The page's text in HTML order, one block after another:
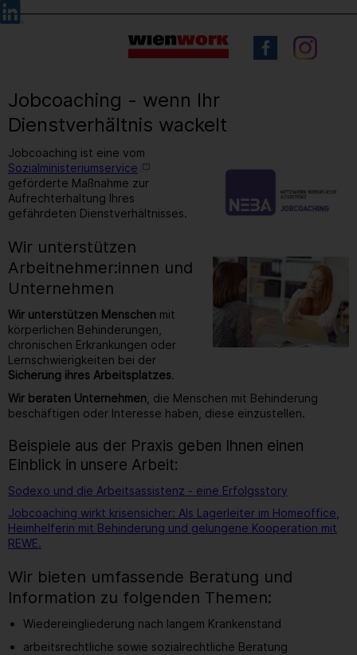
Barrierefreie
Bedienung
Sprachauswahl
Jobcoaching - wenn Ihr
Dienstverhältnis wackelt
Jobcoaching ist eine vom
Sozialministeriumservice
geförderte Maßnahme zur
Aufrechterhaltung Ihres
gefährdeten Dienstverhältnisses.
Wir unterstützen
Arbeitnehmer:innen und
Unternehmen
Wir unterstützen Menschen mit
körperlichen Behinderungen,
chronischen Erkrankungen oder
Lernschwierigkeiten bei der
Sicherung ihres Arbeitsplatzes.
Wir beraten Unternehmen , die Menschen mit Behinderung
beschäftigen oder Interesse haben, diese einzustellen.
Beispiele aus der Praxis geben Ihnen einen
Einblick in unsere Arbeit:
Sodexo und die Arbeitsassistenz - eine Erfolgsstory
Jobcoaching wirkt krisensicher: Als Lagerleiter im Homeoffice,
Heimhelferin mit Behinderung und gelungene Kooperation mit
REWE.
Wir bieten umfassende Beratung und
Information zu folgenden Themen:
Wiedereingliederung nach langem Krankenstand
arbeitsrechtliche sowie sozialrechtliche Beratung